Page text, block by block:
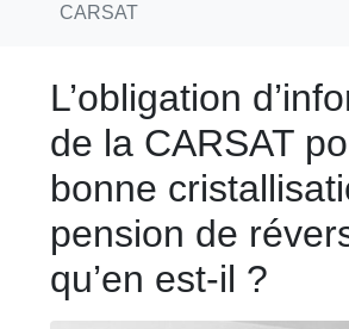
CARSAT
L’obligation
de la CARSAT
bonne
pension de
qu’en est-il ?